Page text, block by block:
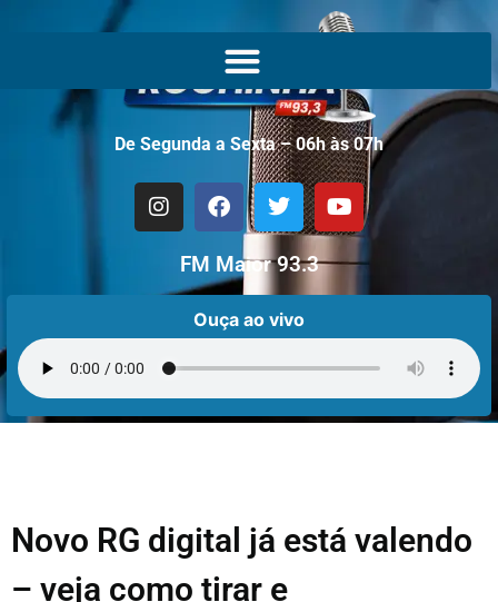
De Segunda a Sexta – 06h às 07h
FM Maior 93.3
Ouça ao vivo
Novo RG digital já está valendo
– veja como tirar e